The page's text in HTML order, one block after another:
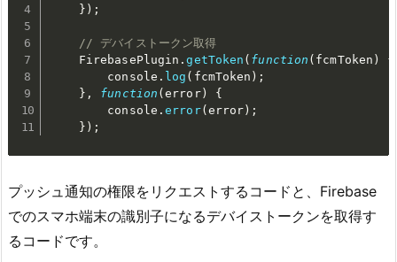
} ) ;
// デバイストークン取得
    FirebasePlugin
.getToken ( function ( fcmToken )
{
        console
. log ( fcmToken ) ;
} , function (error)
{
        console
.error( error ) ;
} ) ;
プッシュ通知の権限をリクエストするコードと、Firebase
でのスマホ端末の識別子になるデバイストークンを取得す
るコードです。